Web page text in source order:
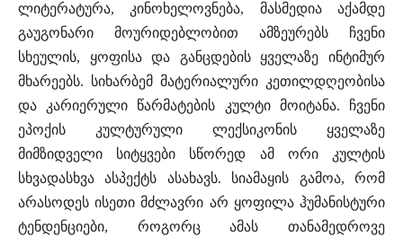
ლიტერატურა, კინოხელოვნება, მასმედია აქამდე
გაუგონარი მოურიდებლობით ამზეურებს ჩვენი
სხეულის, ყოფისა და განცდების ყველაზე ინტიმურ
მხარეებს. სიხარბემ მატერიალური კეთილდღეობისა
და კარიერული წარმატების კულტი მოიტანა. ჩვენი
ეპოქის კულტურული ლექსიკონის ყველაზე
მიმზიდველი სიტყვები სწორედ ამ ორი კულტის
სხვადასხვა ასპექტს ასახავს. სიამაყის გამოა, რომ
არასოდეს ისეთი მძლავრი არ ყოფილა ჰუმანისტური
ტენდენციები, როგორც ამას თანამედროვე